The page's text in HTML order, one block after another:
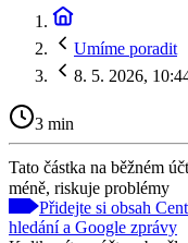
Umíme poradit
8. 5. 2026,
3 min
Tato částka na běžném
méně, riskuje problémy
Přidejte si obsah
hledání a Google zprávy